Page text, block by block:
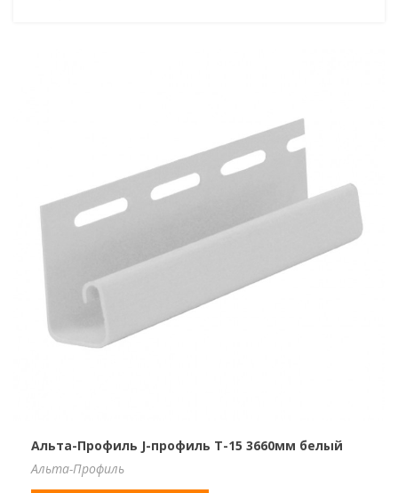
Альта-Профиль J-профиль Т-15 3660мм белый
Альта-Профиль